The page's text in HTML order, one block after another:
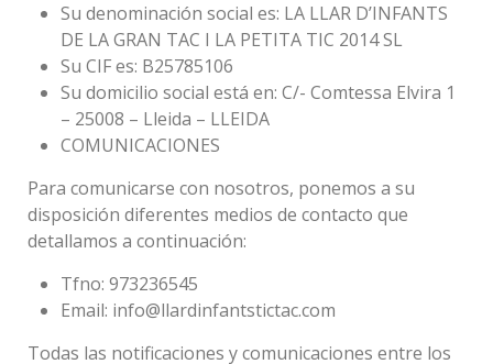
Su denominación social es: LA LLAR D’INFANTS
DE LA GRAN TAC I LA PETITA TIC 2014 SL
Su CIF es: B25785106
Su domicilio social está en: C/- Comtessa Elvira 1
– 25008 – Lleida – LLEIDA
COMUNICACIONES
Para comunicarse con nosotros, ponemos a su
disposición diferentes medios de contacto que
detallamos a continuación:
Tfno: 973236545
Email: info@llardinfantstictac.com
Todas las notificaciones y comunicaciones entre los